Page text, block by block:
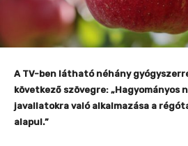
A TV-ben látható néhány
következő szövegre: „Hagyományos
javallatokra való alkalmazása a
alapul.”